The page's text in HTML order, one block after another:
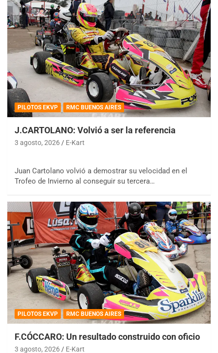
PILOTOS EKVP RMC BUENOS AIRES
J.CARTOLANO: Volvió a ser la referencia
3 agosto, 2026 E-Kart
Juan Cartolano volvió a demostrar su velocidad en el
Trofeo de Invierno al conseguir su tercera…
PILOTOS EKVP RMC BUENOS AIRES
F.CÓCCARO: Un resultado construido con oficio
3 agosto, 2026 E-Kart